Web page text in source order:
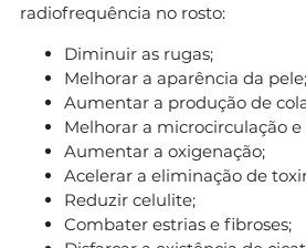
radiofrequência no rosto:
Diminuir as rugas;
Melhorar a aparência da pele;
Aumentar a produção de
Melhorar a microcirculação
Aumentar a oxigenação;
Acelerar a eliminação de
Reduzir celulite;
Combater estrias e fibroses;